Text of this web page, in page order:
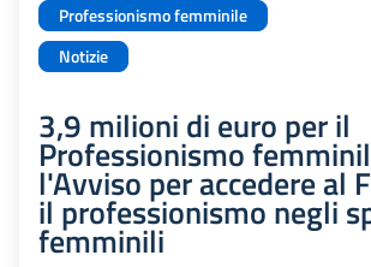
Professionismo femminile
Notizie
3,9 milioni di euro per il
Professionismo
l'Avviso per accedere al
il professionismo negli
femminili